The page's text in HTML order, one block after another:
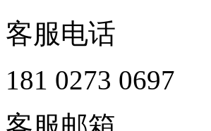
客服电话
181 0273 0697